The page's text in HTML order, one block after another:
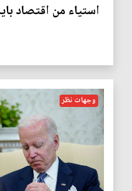
استياء من اقتصاد
وجهات نظر